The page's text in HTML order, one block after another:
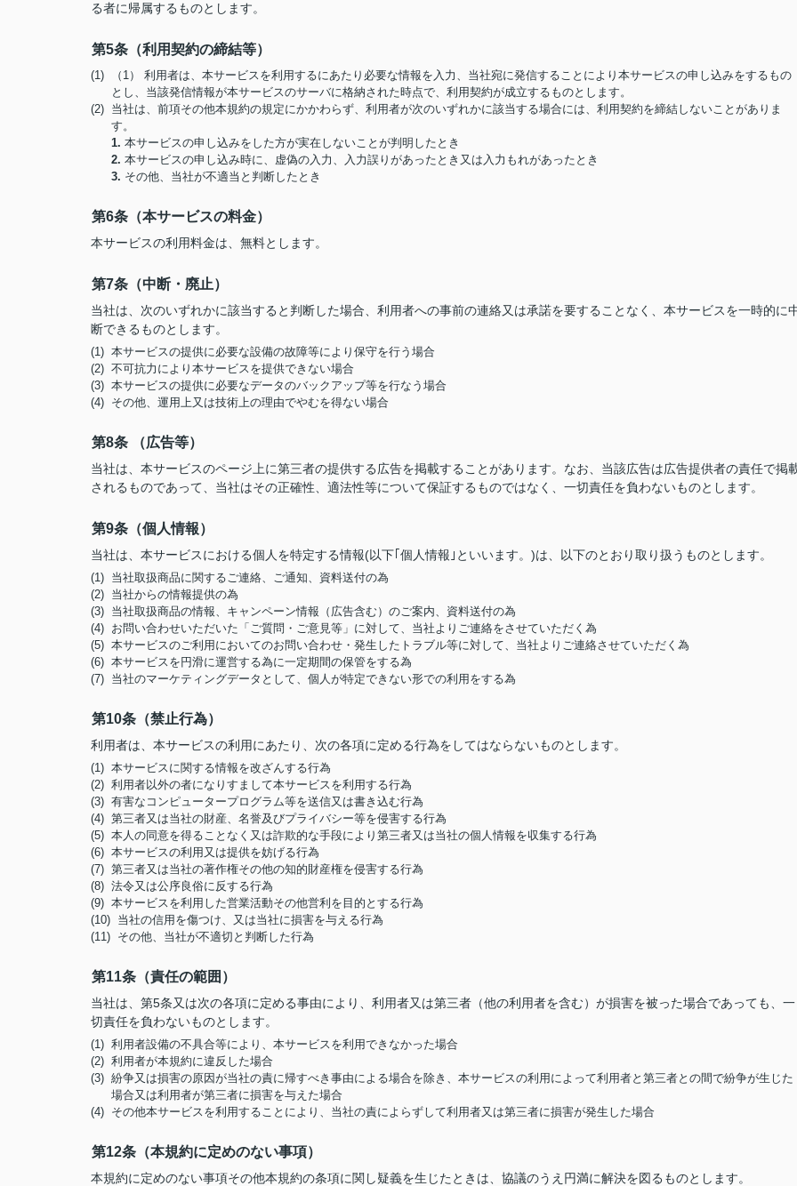
る者に帰属するものとします。
第5条（利用契約の締結等）
(1) （1） 利用者は、本サービスを利用するにあたり必要な情報を入力、当社宛に発信することにより本サービスの申し込みをするもの
とし、当該発信情報が本サービスのサーバに格納された時点で、利用契約が成立するものとします。
(2) 当社は、前項その他本規約の規定にかかわらず、利用者が次のいずれかに該当する場合には、利用契約を締結しないことがありま
す。
1. 本サービスの申し込みをした方が実在しないことが判明したとき
2. 本サービスの申し込み時に、虚偽の入力、入力誤りがあったとき又は入力もれがあったとき
3. その他、当社が不適当と判断したとき
第6条（本サービスの料金）
本サービスの利用料金は、無料とします。
第7条（中断・廃止）
当社は、次のいずれかに該当すると判断した場合、利用者への事前の連絡又は承諾を要することなく、本サービスを一時的に
断できるものとします。
(1) 本サービスの提供に必要な設備の故障等により保守を行う場合
(2) 不可抗力により本サービスを提供できない場合
(3) 本サービスの提供に必要なデータのバックアップ等を行なう場合
(4) その他、運用上又は技術上の理由でやむを得ない場合
第8条 （広告等）
当社は、本サービスのページ上に第三者の提供する広告を掲載することがあります。なお、当該広告は広告提供者の責任で掲
されるものであって、当社はその正確性、適法性等について保証するものではなく、一切責任を負わないものとします。
第9条（個人情報）
当社は、本サービスにおける個人を特定する情報(以下｢個人情報｣といいます。)は、以下のとおり取り扱うものとします。
(1) 当社取扱商品に関するご連絡、ご通知、資料送付の為
(2) 当社からの情報提供の為
(3) 当社取扱商品の情報、キャンペーン情報（広告含む）のご案内、資料送付の為
(4) お問い合わせいただいた「ご質問・ご意見等」に対して、当社よりご連絡をさせていただく為
(5) 本サービスのご利用においてのお問い合わせ・発生したトラブル等に対して、当社よりご連絡させていただく為
(6) 本サービスを円滑に運営する為に一定期間の保管をする為
(7) 当社のマーケティングデータとして、個人が特定できない形での利用をする為
第10条（禁止行為）
利用者は、本サービスの利用にあたり、次の各項に定める行為をしてはならないものとします。
(1) 本サービスに関する情報を改ざんする行為
(2) 利用者以外の者になりすまして本サービスを利用する行為
(3) 有害なコンピュータープログラム等を送信又は書き込む行為
(4) 第三者又は当社の財産、名誉及びプライバシー等を侵害する行為
(5) 本人の同意を得ることなく又は詐欺的な手段により第三者又は当社の個人情報を収集する行為
(6) 本サービスの利用又は提供を妨げる行為
(7) 第三者又は当社の著作権その他の知的財産権を侵害する行為
(8) 法令又は公序良俗に反する行為
(9) 本サービスを利用した営業活動その他営利を目的とする行為
(10) 当社の信用を傷つけ、又は当社に損害を与える行為
(11) その他、当社が不適切と判断した行為
第11条（責任の範囲）
当社は、第5条又は次の各項に定める事由により、利用者又は第三者（他の利用者を含む）が損害を被った場合であっても、一
切責任を負わないものとします。
(1) 利用者設備の不具合等により、本サービスを利用できなかった場合
(2) 利用者が本規約に違反した場合
(3) 紛争又は損害の原因が当社の責に帰すべき事由による場合を除き、本サービスの利用によって利用者と第三者との間で紛争が生じた
場合又は利用者が第三者に損害を与えた場合
(4) その他本サービスを利用することにより、当社の責によらずして利用者又は第三者に損害が発生した場合
第12条（本規約に定めのない事項）
本規約に定めのない事項その他本規約の条項に関し疑義を生じたときは、協議のうえ円満に解決を図るものとします。